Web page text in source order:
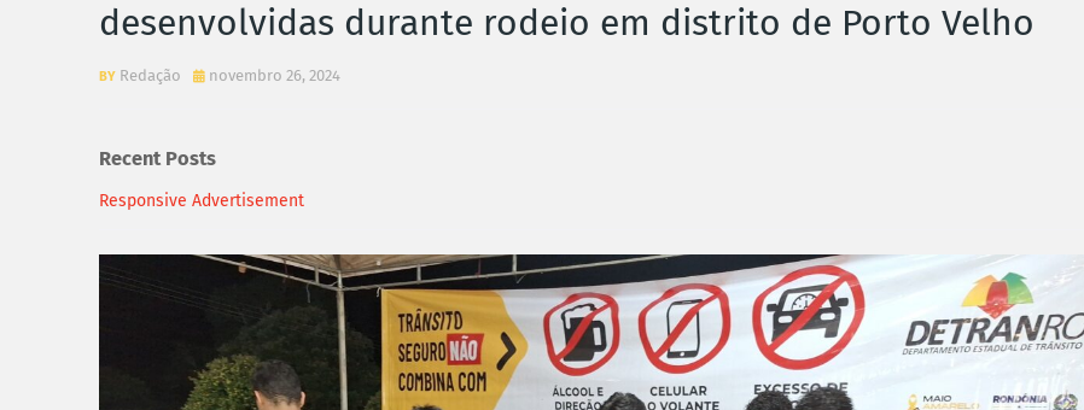
desenvolvidas durante rodeio em distrito de Porto Velho
Redação novembro 26, 2024
Recent Posts
Responsive Advertisement